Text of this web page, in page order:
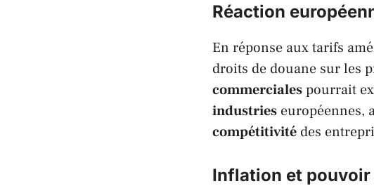
Réaction
En réponse aux tarifs
droits de douane sur les
commercialespourrait
industries européennes,
compétitivité des
Inflation et pouvoir